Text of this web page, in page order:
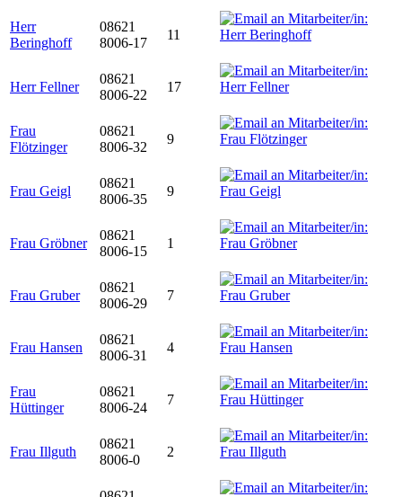
Herr
Beringhoff
08621
8006-17
11
Herr Fellner
08621
8006-22
17
Frau
Flötzinger
08621
8006-32
9
Frau Geigl
08621
8006-35
9
Frau Gröbner
08621
8006-15
1
Frau Gruber
08621
8006-29
7
Frau Hansen
08621
8006-31
4
Frau
Hüttinger
08621
8006-24
7
Frau Illguth
08621
8006-0
2